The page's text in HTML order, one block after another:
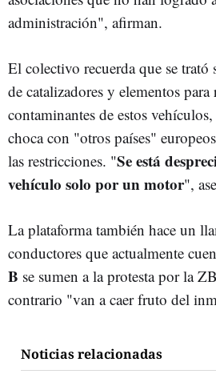
administración", afirman.
El colectivo recuerda que se
de catalizadores y elementos
contaminantes de estos
choca con "otros países"
las restricciones. "Se está
vehículo solo por un motor",
La plataforma también hace un
conductores que actualmente
B se sumen a la protesta por la
contrario "van a caer fruto del
Noticias relacionadas